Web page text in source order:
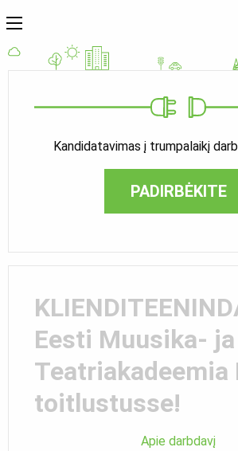
Kandidatavimas į trumpalaikį
PADIRBĖKITE
Eesti Muusika- ja
Teatriakadeemia
toitlustusse!
Apie darbdavį